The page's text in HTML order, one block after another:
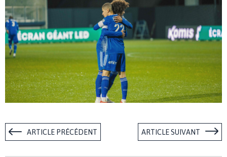
ARTICLE PRÉCÉDENT ARTICLE SUIVANT